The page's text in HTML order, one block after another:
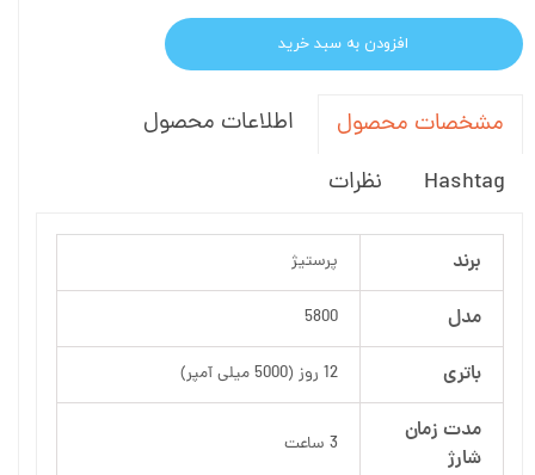
افزودن به سبد خرید
مشخصات محصول
اطلاعات محصول
Hashtag
نظرات
برند پرستیژ
مدل 5800
باتری 12 روز (5000 میلی آمپر)
مدت زمان
شارژ
3 ساعت